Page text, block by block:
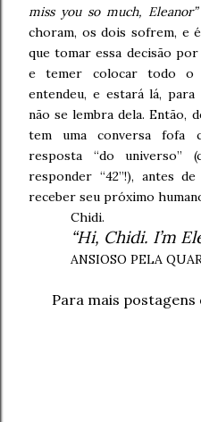
miss you so much, Eleanor”
choram, os dois sofrem, e
que tomar essa decisão
e temer colocar todo o
entendeu, e estará lá,
não se lembra dela. Então,
tem uma conversa fofa
resposta “do universo”
responder “42”!), antes
receber seu próximo
Chidi.
“Hi, Chidi. I’m
ANSIOSO PELA
Para mais postagens